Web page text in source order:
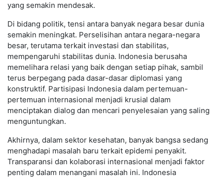
yang semakin mendesak.
Di bidang politik, tensi antara banyak negara besar dunia
semakin meningkat. Perselisihan antara negara-negara
besar, terutama terkait investasi dan stabilitas,
mempengaruhi stabilitas dunia. Indonesia berusaha
memelihara relasi yang baik dengan setiap pihak, sambil
terus berpegang pada dasar-dasar diplomasi yang
konstruktif. Partisipasi Indonesia dalam pertemuan-
pertemuan internasional menjadi krusial dalam
menciptakan dialog dan mencari penyelesaian yang saling
menguntungkan.
Akhirnya, dalam sektor kesehatan, banyak bangsa sedang
menghadapi masalah baru terkait epidemi penyakit.
Transparansi dan kolaborasi internasional menjadi faktor
penting dalam menangani masalah ini. Indonesia